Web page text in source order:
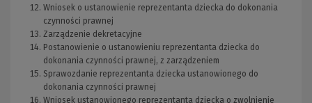
Wniosek o ustanowienie reprezentanta dziecka do dokonania
czynności prawnej
Zarządzenie dekretacyjne
Postanowienie o ustanowieniu reprezentanta dziecka do
dokonania czynności prawnej, z zarządzeniem
Sprawozdanie reprezentanta dziecka ustanowionego do
dokonania czynności prawnej
Wniosek ustanowionego reprezentanta dziecka o zwolnienie